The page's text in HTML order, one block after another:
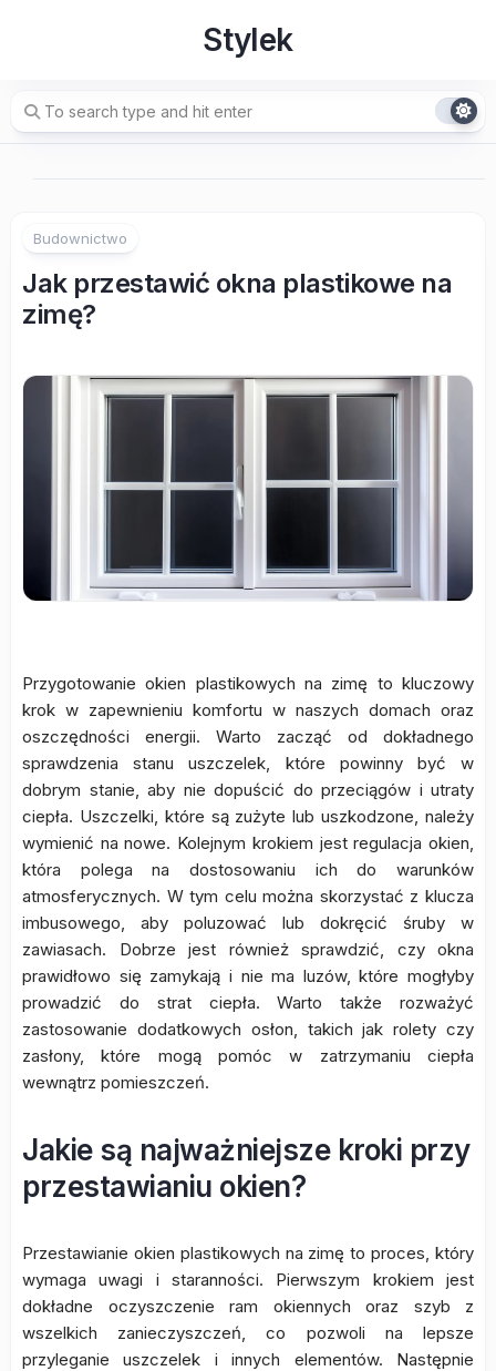
Stylek
Budownictwo
Jak przestawić okna plastikowe na
zimę?
Przygotowanie okien plastikowych na zimę to kluczowy
krok w zapewnieniu komfortu w naszych domach oraz
oszczędności energii. Warto zacząć od dokładnego
sprawdzenia stanu uszczelek, które powinny być w
dobrym stanie, aby nie dopuścić do przeciągów i utraty
ciepła. Uszczelki, które są zużyte lub uszkodzone, należy
wymienić na nowe. Kolejnym krokiem jest regulacja okien,
która polega na dostosowaniu ich do warunków
atmosferycznych. W tym celu można skorzystać z klucza
imbusowego, aby poluzować lub dokręcić śruby w
zawiasach. Dobrze jest również sprawdzić, czy okna
prawidłowo się zamykają i nie ma luzów, które mogłyby
prowadzić do strat ciepła. Warto także rozważyć
zastosowanie dodatkowych osłon, takich jak rolety czy
zasłony, które mogą pomóc w zatrzymaniu ciepła
wewnątrz pomieszczeń.
Jakie są najważniejsze kroki przy
przestawianiu okien?
Przestawianie okien plastikowych na zimę to proces, który
wymaga uwagi i staranności. Pierwszym krokiem jest
dokładne oczyszczenie ram okiennych oraz szyb z
wszelkich zanieczyszczeń, co pozwoli na lepsze
przyleganie uszczelek i innych elementów. Następnie